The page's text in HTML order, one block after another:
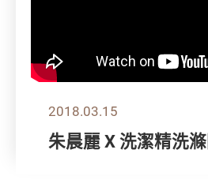
2018.03.15
朱晨麗 X 洗潔精洗